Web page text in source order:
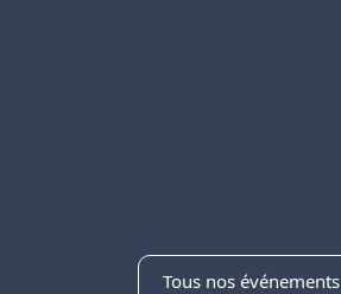
Tous nos événements